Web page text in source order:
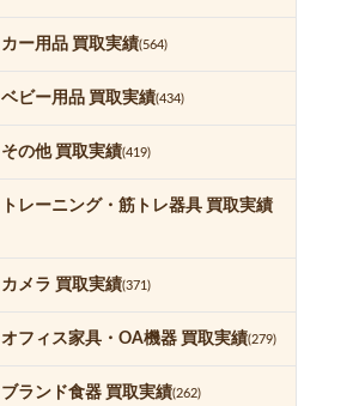
カー用品 買取実績(564)
ベビー用品 買取実績(434)
その他 買取実績(419)
トレーニング・筋トレ器具 買取実績
カメラ 買取実績(371)
オフィス家具・OA機器 買取実績(279)
ブランド食器 買取実績(262)